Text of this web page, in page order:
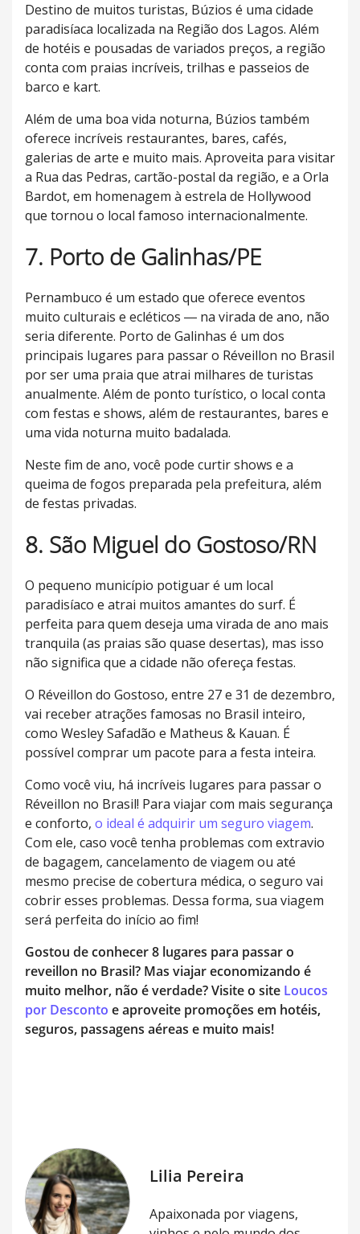
Destino de muitos turistas, Búzios é uma cidade
paradisíaca localizada na Região dos Lagos. Além
de hotéis e pousadas de variados preços, a região
conta com praias incríveis, trilhas e passeios de
barco e kart.
Além de uma boa vida noturna, Búzios também
oferece incríveis restaurantes, bares, cafés,
galerias de arte e muito mais. Aproveita para visitar
a Rua das Pedras, cartão-postal da região, e a Orla
Bardot, em homenagem à estrela de Hollywood
que tornou o local famoso internacionalmente.
7. Porto de Galinhas/PE
Pernambuco é um estado que oferece eventos
muito culturais e ecléticos ― na virada de ano, não
seria diferente. Porto de Galinhas é um dos
principais lugares para passar o Réveillon no Brasil
por ser uma praia que atrai milhares de turistas
anualmente. Além de ponto turístico, o local conta
com festas e shows, além de restaurantes, bares e
uma vida noturna muito badalada.
Neste fim de ano, você pode curtir shows e a
queima de fogos preparada pela prefeitura, além
de festas privadas.
8. São Miguel do Gostoso/RN
O pequeno município potiguar é um local
paradisíaco e atrai muitos amantes do surf. É
perfeita para quem deseja uma virada de ano mais
tranquila (as praias são quase desertas), mas isso
não significa que a cidade não ofereça festas.
O Réveillon do Gostoso, entre 27 e 31 de dezembro,
vai receber atrações famosas no Brasil inteiro,
como Wesley Safadão e Matheus & Kauan. É
possível comprar um pacote para a festa inteira.
Como você viu, há incríveis lugares para passar o
Réveillon no Brasil! Para viajar com mais segurança
e conforto, o ideal é adquirir um seguro viagem.
Com ele, caso você tenha problemas com extravio
de bagagem, cancelamento de viagem ou até
mesmo precise de cobertura médica, o seguro vai
cobrir esses problemas. Dessa forma, sua viagem
será perfeita do início ao fim!
Gostou de conhecer 8 lugares para passar o
reveillon no Brasil? Mas viajar economizando é
muito melhor, não é verdade? Visite o site Loucos
por Desconto e aproveite promoções em hotéis,
seguros, passagens aéreas e muito mais!
Lilia Pereira
Apaixonada por viagens,